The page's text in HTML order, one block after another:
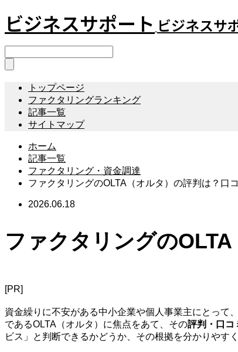
ビジネスサポート ビジネスサ
トップページ
ファクタリングランキング
記事一覧
サイトマップ
ホーム
記事一覧
ファクタリング・資金調達
ファクタリングのOLTA（オルタ）の評判は？口
2026.06.18
ファクタリングの
[PR]
資金繰りに不安がある中小企業や個人事業主にとって
であるOLTA（オルタ）に焦点をあて、その評判・口コ
ビス」と判断できるかどうか、その根拠を分かりやす